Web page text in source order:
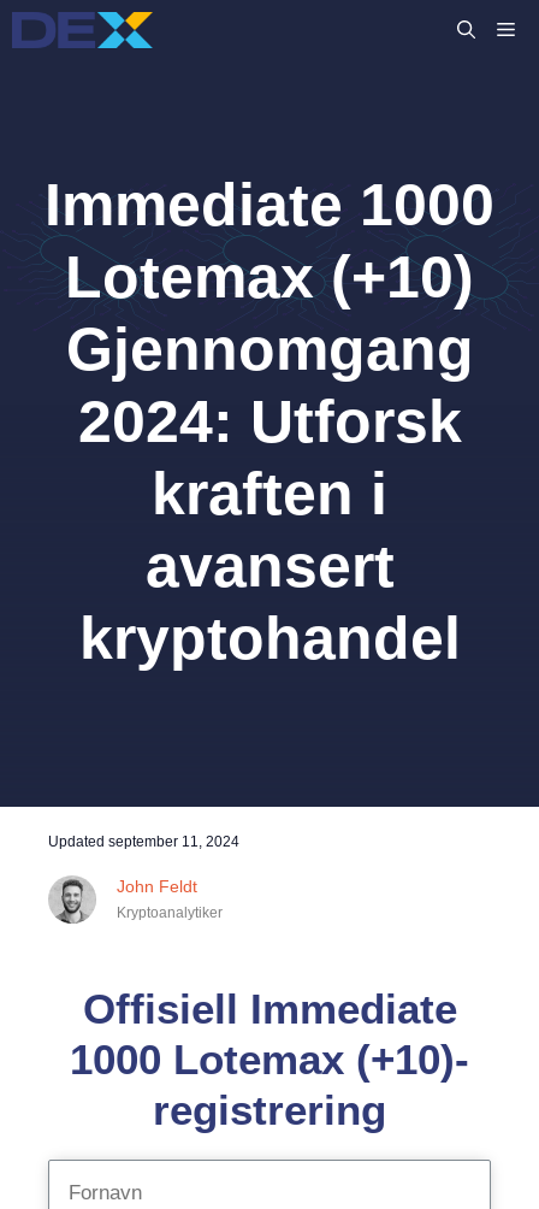
Hopp
til
Immediate 1000
Lotemax (+10)
Gjennomgang
2024: Utforsk
kraften i
avansert
kryptohandel
Updated september 11, 2024
John Feldt
Kryptoanalytiker
Offisiell Immediate
1000 Lotemax (+10)-
registrering